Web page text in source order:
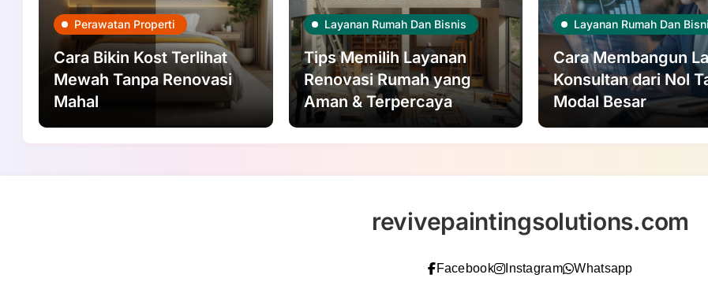
Perawatan Properti
Cara Bikin Kost Terlihat
Mewah Tanpa Renovasi
Mahal
Layanan Rumah Dan Bisnis
Tips Memilih Layanan
Renovasi Rumah yang
Aman & Terpercaya
Layanan Rumah Dan
Cara Membangun
Konsultan dari Nol
Modal Besar
revivepaintingsolutions.com
Facebook Instagram Whatsapp